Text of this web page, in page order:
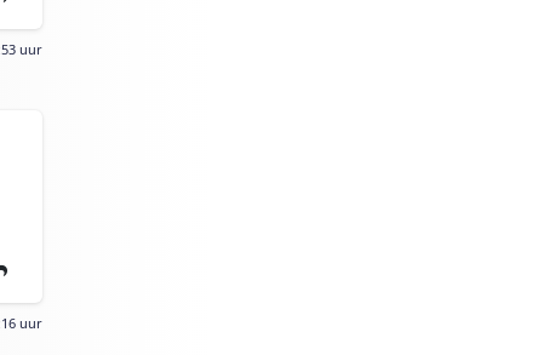
uur
uur